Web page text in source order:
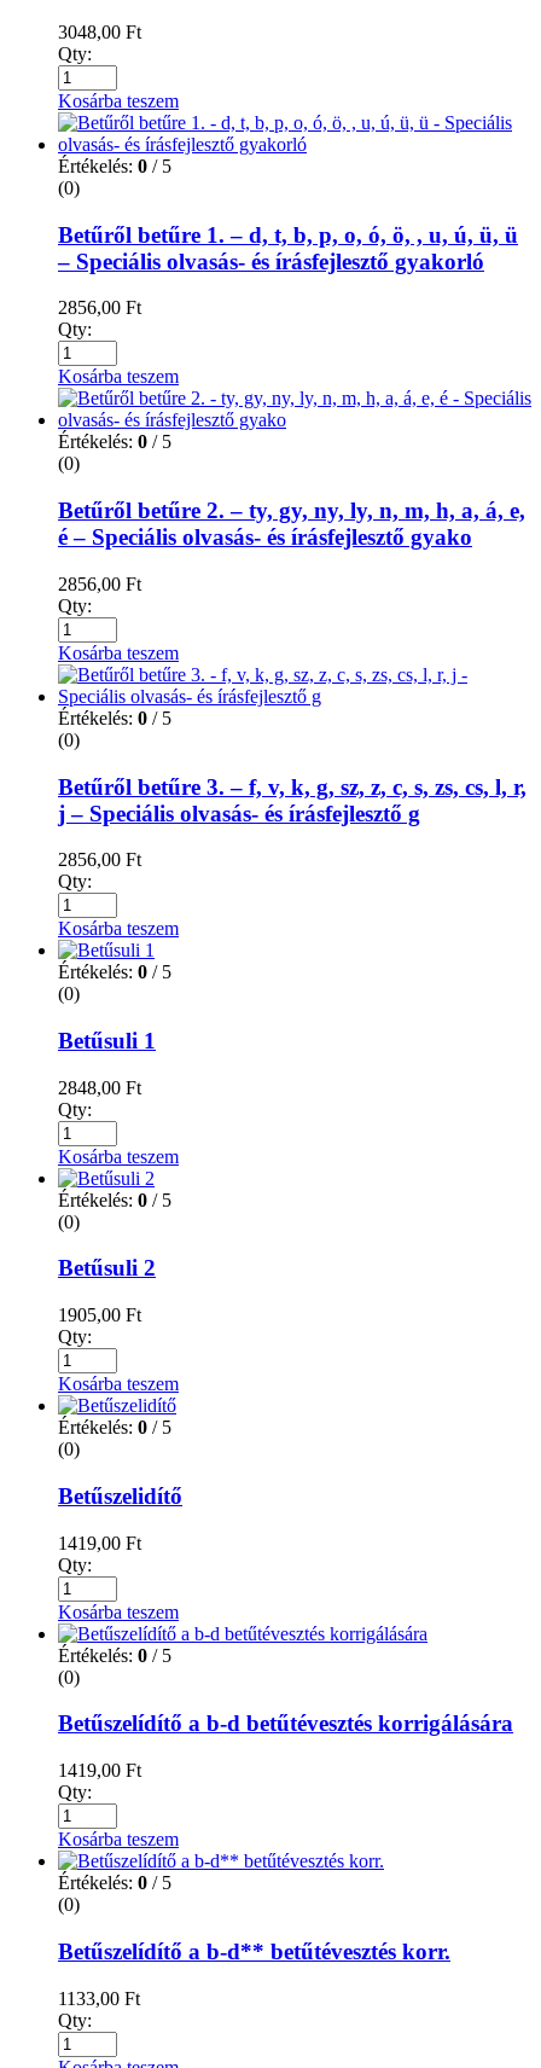
3048,00 Ft
Qty:
Kosárba teszem
Értékelés: 0 / 5
(0)
Betűről betűre 1. – d, t, b, p, o, ó, ö, , u, ú, ü, ü
– Speciális olvasás- és írásfejlesztő gyakorló
2856,00 Ft
Qty:
Kosárba teszem
Értékelés: 0 / 5
(0)
Betűről betűre 2. – ty, gy, ny, ly, n, m, h, a, á, e,
é – Speciális olvasás- és írásfejlesztő gyako
2856,00 Ft
Qty:
Kosárba teszem
Értékelés: 0 / 5
(0)
Betűről betűre 3. – f, v, k, g, sz, z, c, s, zs, cs, l, r,
j – Speciális olvasás- és írásfejlesztő g
2856,00 Ft
Qty:
Kosárba teszem
Értékelés: 0 / 5
(0)
Betűsuli 1
2848,00 Ft
Qty:
Kosárba teszem
Értékelés: 0 / 5
(0)
Betűsuli 2
1905,00 Ft
Qty:
Kosárba teszem
Értékelés: 0 / 5
(0)
Betűszelidítő
1419,00 Ft
Qty:
Kosárba teszem
Értékelés: 0 / 5
(0)
Betűszelídítő a b-d betűtévesztés korrigálására
1419,00 Ft
Qty:
Kosárba teszem
Értékelés: 0 / 5
(0)
Betűszelídítő a b-d** betűtévesztés korr.
1133,00 Ft
Qty: